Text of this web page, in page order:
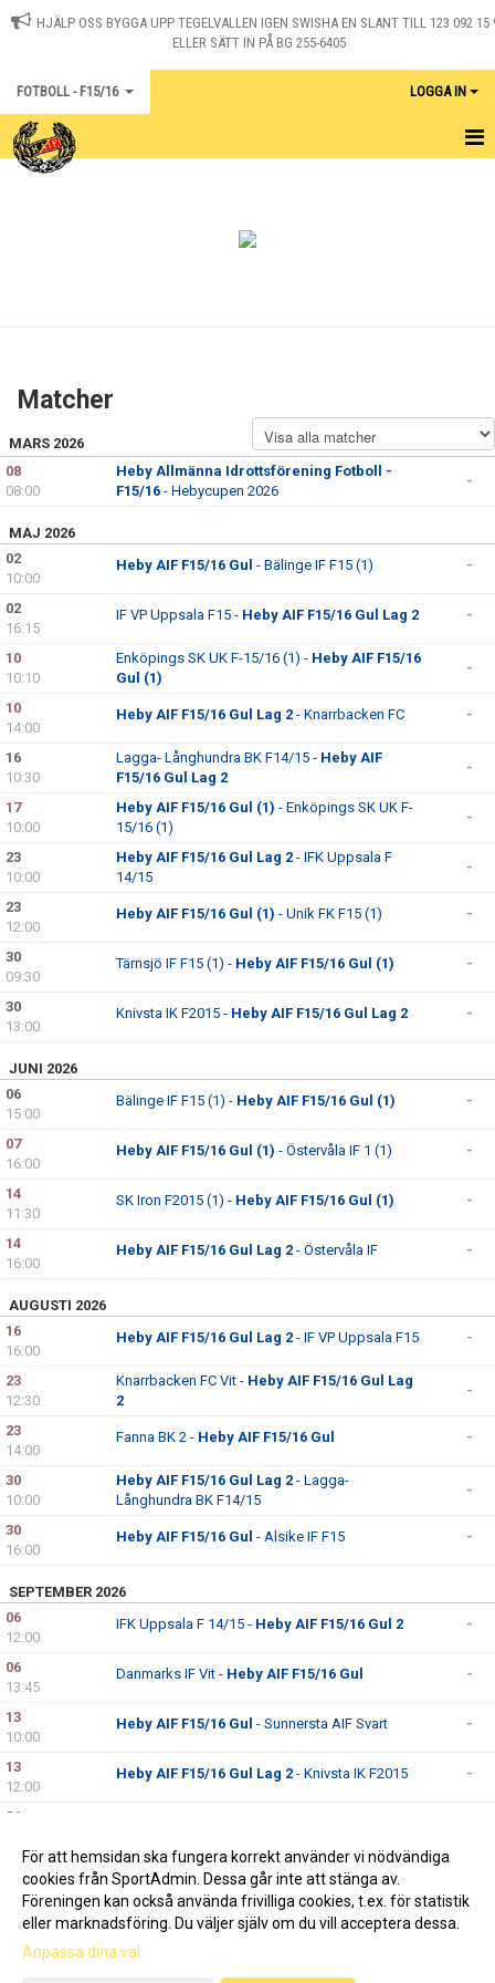
HJÄLP OSS BYGGA UPP TEGELVALLEN IGEN SWISHA EN SLANT TILL 123 092 15
ELLER SÄTT IN PÅ BG 255-6405
FOTBOLL - F15/16 LOGGA IN
Matcher
MARS 2026
08
08:00
Heby Allmänna Idrottsförening Fotboll -
F15/16 - Hebycupen 2026
-
MAJ 2026
02
10:00
Heby AIF F15/16 Gul - Bälinge IF F15 (1) -
02
16:15
IF VP Uppsala F15 - Heby AIF F15/16 Gul Lag 2 -
10
10:10
Enköpings SK UK F-15/16 (1) - Heby AIF F15/16
Gul (1)
-
10
14:00
Heby AIF F15/16 Gul Lag 2 - Knarrbacken FC -
16
10:30
Lagga- Långhundra BK F14/15 - Heby AIF
F15/16 Gul Lag 2
-
17
10:00
Heby AIF F15/16 Gul (1) - Enköpings SK UK F-
15/16 (1)
-
23
10:00
Heby AIF F15/16 Gul Lag 2 - IFK Uppsala F
14/15
-
23
12:00
Heby AIF F15/16 Gul (1) - Unik FK F15 (1) -
30
09:30
Tärnsjö IF F15 (1) - Heby AIF F15/16 Gul (1) -
30
13:00
Knivsta IK F2015 - Heby AIF F15/16 Gul Lag 2 -
JUNI 2026
06
15:00
Bälinge IF F15 (1) - Heby AIF F15/16 Gul (1) -
07
16:00
Heby AIF F15/16 Gul (1) - Östervåla IF 1 (1) -
14
11:30
SK Iron F2015 (1) - Heby AIF F15/16 Gul (1) -
14
16:00
Heby AIF F15/16 Gul Lag 2 - Östervåla IF -
AUGUSTI 2026
16
16:00
Heby AIF F15/16 Gul Lag 2 - IF VP Uppsala F15 -
23
12:30
Knarrbacken FC Vit - Heby AIF F15/16 Gul Lag
2
-
23
14:00
Fanna BK 2 - Heby AIF F15/16 Gul -
30
10:00
Heby AIF F15/16 Gul Lag 2 - Lagga-
Långhundra BK F14/15
-
30
16:00
Heby AIF F15/16 Gul - Alsike IF F15 -
SEPTEMBER 2026
06
12:00
IFK Uppsala F 14/15 - Heby AIF F15/16 Gul 2 -
06
13:45
Danmarks IF Vit - Heby AIF F15/16 Gul -
13
10:00
Heby AIF F15/16 Gul - Sunnersta AIF Svart -
13
12:00
Heby AIF F15/16 Gul Lag 2 - Knivsta IK F2015 -
26
14:00
Heby AIF F15/16 Gul- Upsala IF Fotboll F15/16
För att hemsidan ska fungera korrekt använder vi nödvändiga
cookies från SportAdmin. Dessa går inte att stänga av.
Föreningen kan också använda frivilliga cookies, t.ex. för statistik
eller marknadsföring. Du väljer själv om du vill acceptera dessa.
Anpassa dina val